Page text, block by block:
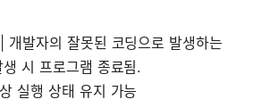
개발자의 잘못된 코딩으로 발생하는
시 프로그램 종료됨.
실행 상태 유지 가능